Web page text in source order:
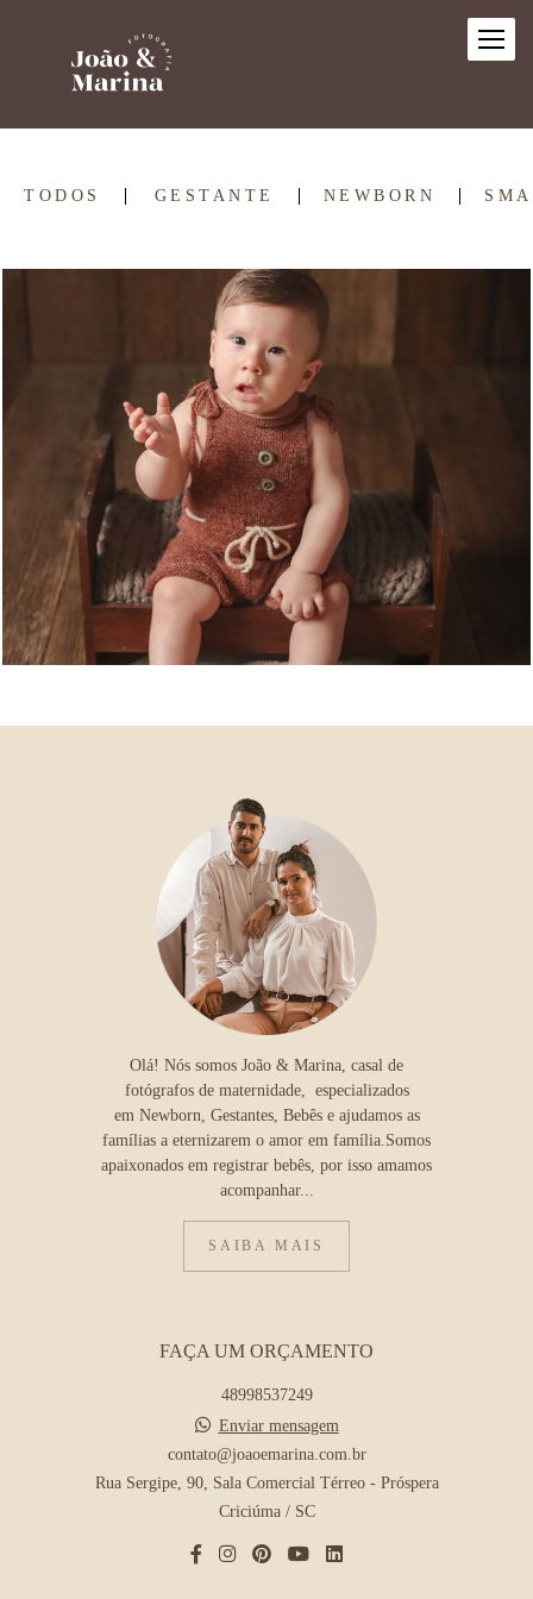
TODOS GESTANTE NEWBORN
602
Olá! Nós somos João & Marina, casal de
fotógrafos de maternidade, especializados
em Newborn, Gestantes, Bebês e ajudamos as
famílias a eternizarem o amor em família.Somos
apaixonados em registrar bebês, por isso amamos
acompanhar...
SAIBA MAIS
FAÇA UM ORÇAMENTO
48998537249
Enviar mensagem
contato@joaoemarina.com.br
Rua Sergipe, 90, Sala Comercial Térreo - Próspera
Criciúma / SC